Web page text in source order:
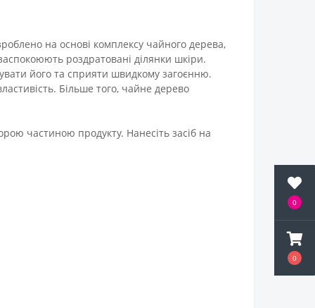
0
0
на основі комплексу чайного дерева,
роздратовані ділянки шкіри.
його та сприяти швидкому загоєнню.
Більше того, чайне дерево
частиною продукту. Нанесіть засіб на